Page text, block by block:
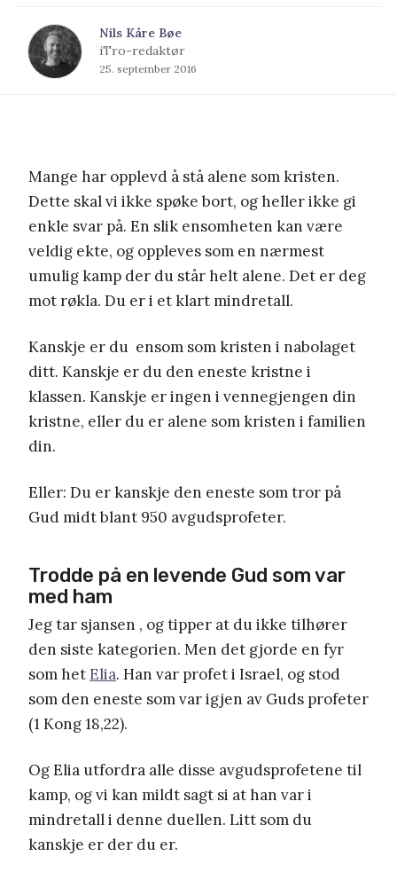
Nils Kåre Bøe
iTro-redaktør
25. september 2016
Mange har opplevd å stå alene som kristen.
Dette skal vi ikke spøke bort, og heller ikke gi
enkle svar på. En slik ensomheten kan være
veldig ekte, og oppleves som en nærmest
umulig kamp der du står helt alene. Det er deg
mot røkla. Du er i et klart mindretall.
Kanskje er du ensom som kristen i nabolaget
ditt. Kanskje er du den eneste kristne i
klassen. Kanskje er ingen i vennegjengen din
kristne, eller du er alene som kristen i familien
din.
Eller: Du er kanskje den eneste som tror på
Gud midt blant 950 avgudsprofeter.
Trodde på en levende Gud som var
med ham
Jeg tar sjansen , og tipper at du ikke tilhører
den siste kategorien. Men det gjorde en fyr
som het Elia. Han var profet i Israel, og stod
som den eneste som var igjen av Guds profeter
(1 Kong 18,22).
Og Elia utfordra alle disse avgudsprofetene til
kamp, og vi kan mildt sagt si at han var i
mindretall i denne duellen. Litt som du
kanskje er der du er.